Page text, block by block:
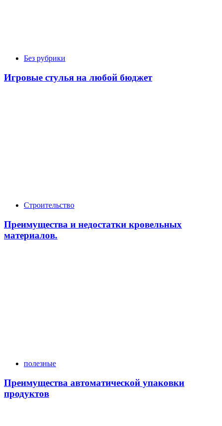
Без рубрики
Игровые стулья на любой бюджет
Строительство
Преимущества и недостатки кровельных
материалов.
полезные
Преимущества автоматической упаковки
продуктов